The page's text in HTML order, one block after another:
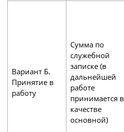
Вариант Б.
Принятие в
работу
Сумма по
служебной
записке (в
дальнейшей
работе
принимается в
качестве
основной)